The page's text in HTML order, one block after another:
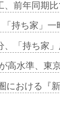
、前年同期
「持ち家」
、「持ち家
高水準、東
における『